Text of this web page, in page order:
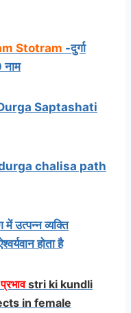
Stotram -दुर्गा
नाम
Saptashati
chalisa path
में उत्पन्न व्यक्ति
होता है
stri ki kundli
in female